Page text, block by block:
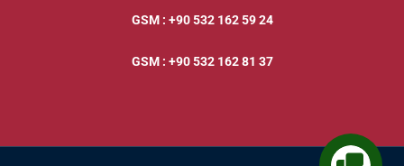
GSM : +90 532 162 59 24
GSM : +90 532 162 81 37